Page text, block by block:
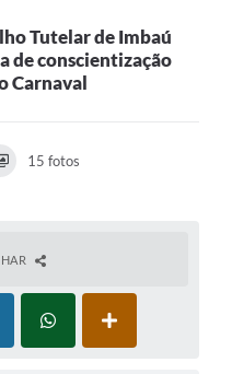
Tutelar de Imbaú
de conscientização
Carnaval
15 fotos